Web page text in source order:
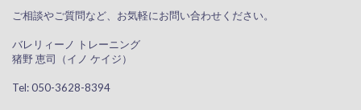
ご相談やご質問など、お気軽にお問い合わせください。
​ バレリィーノ トレーニング
猪野 恵司（イノ ケイジ）
​ Tel: 050-3628-8394